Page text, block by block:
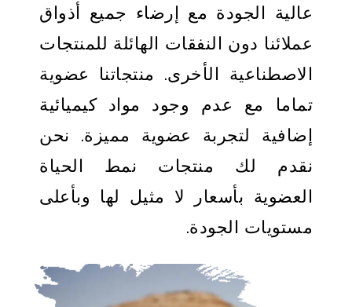
عالية الجودة مع إرضاء جميع أذواق
عملائنا دون النفقات الهائلة للمنتجات
الاصطناعية الأخرى. منتجاتنا عضوية
تماما مع عدم وجود مواد كيميائية
إضافية لتجربة عضوية مميزة. نحن
نقدم لك منتجات نمط الحياة
العضوية بأسعار لا مثيل لها وبأعلى
مستويات الجودة.